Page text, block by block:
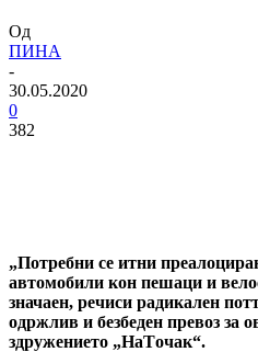
Од
ПИНА
-
30.05.2020
0
382
„Потребни се итни
автомобили кон пешаци и
значаен, речиси радикален
одржлив и безбеден превоз за
здружението „НаTочак“.